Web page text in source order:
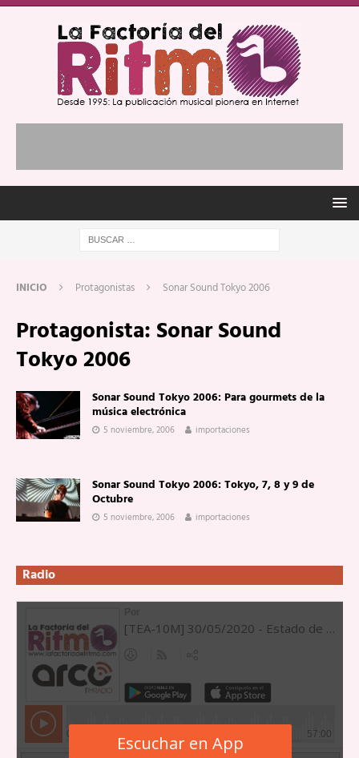
INICIO Protagonistas Sonar Sound Tokyo 2006
Protagonista: Sonar Sound
Tokyo 2006
Sonar Sound Tokyo 2006: Para gourmets de la
música electrónica
5 noviembre, 2006 importaciones
Sonar Sound Tokyo 2006: Tokyo, 7, 8 y 9 de
Octubre
5 noviembre, 2006 importaciones
Radio